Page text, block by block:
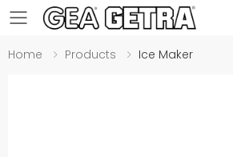
Toggle mobile menu
Home Products Ice Maker